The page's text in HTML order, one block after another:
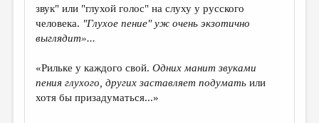
звук" или "глухой голос" на слуху у русского
человека. "Глухое пение" уж очень экзотично
выглядит»...
«Рильке у каждого свой.Одних манит звуками
пения глухого, других заставляет подуматьили
хотя бы призадуматься...»